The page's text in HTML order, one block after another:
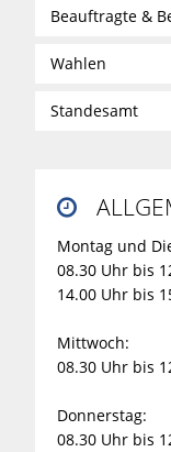
Beauftragte &
Wahlen
Standesamt

Montag und
08.30 Uhr bis
14.00 Uhr bis
Mittwoch:
08.30 Uhr bis
Donnerstag:
08.30 Uhr bis